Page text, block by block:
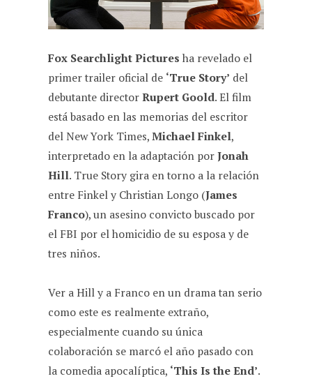
o
k
p
p
a
m
Fox Searchlight Pictures ha revelado el
primer trailer oficial de ‘True Story’ del
debutante directorRupert Goold. El film
está basado en las memorias del escritor
del New York Times,Michael Finkel,
interpretado en la adaptación porJonah
Hill. True Story gira en torno a la relación
entre Finkel y Christian Longo (James
Franco), un asesino convicto buscado por
el FBI por el homicidio de su esposa y de
tres niños.
Ver a Hill y a Franco en un drama tan serio
como este es realmente extraño,
especialmente cuando su única
colaboración se marcó el año pasado con
la comedia apocalíptica, ‘This Is the End’.